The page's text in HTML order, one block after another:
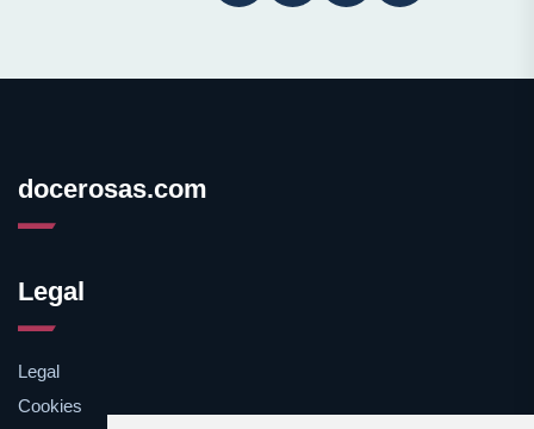
docerosas.com
Legal
Legal
Cookies